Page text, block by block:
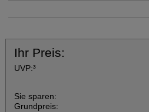
Ihr Preis:
UVP:³
Sie sparen:
Grundpreis: